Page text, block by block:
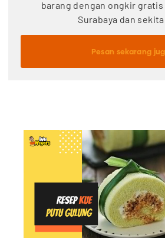
barang dengan ongkir
Surabaya dan
Pesan sekarang